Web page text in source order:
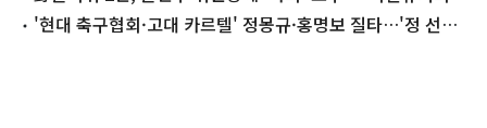
위반"
'현대 축구협회·고대 카르텔' 정몽규·홍명보 질타…'정 선생'